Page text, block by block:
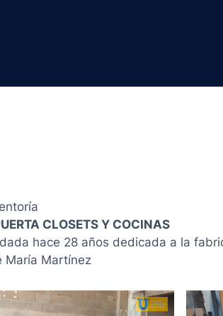
CLOSETS Y COCINAS
hace 28 años dedicada a la
María Martínez